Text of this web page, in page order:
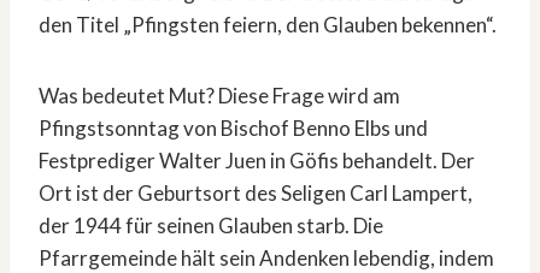
den Titel „Pfingsten feiern, den Glauben bekennen“.
Was bedeutet Mut? Diese Frage wird am
Pfingstsonntag von Bischof Benno Elbs und
Festprediger Walter Juen in Göfis behandelt. Der
Ort ist der Geburtsort des Seligen Carl Lampert,
der 1944 für seinen Glauben starb. Die
Pfarrgemeinde hält sein Andenken lebendig, indem